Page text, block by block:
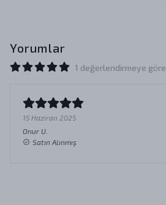
Yorumlar
1 değerlendirmeye göre
15 Haziran 2025
Onur U.
Satın Alınmış